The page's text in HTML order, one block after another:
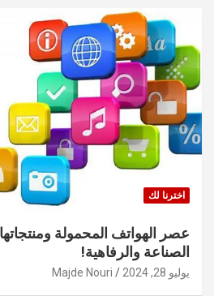
اخترنا لك
عصر الهواتف المحمولة
الصناعة والرفاهية!
يوليو 28, 2024 Majde Nouri